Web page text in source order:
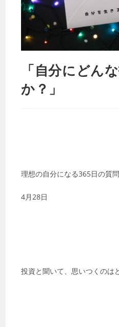
「自分にどん
か？」
理想の自分になる365日の質
4月28日
投資と聞いて、思いつくのは